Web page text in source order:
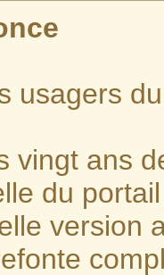
usagers
vingt ans
du
version